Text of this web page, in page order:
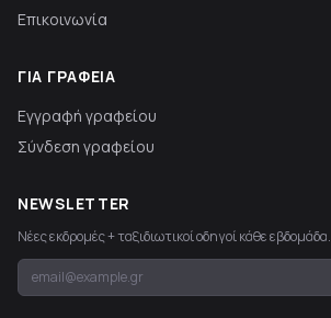
Επικοινωνία
ΓΙΑ ΓΡΑΦΕΊΑ
Εγγραφή γραφείου
Σύνδεση γραφείου
NEWSLETTER
Νέες εκδρομές + ταξιδιωτικοί οδηγοί κάθε εβδομάδα.